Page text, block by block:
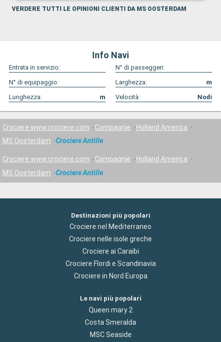
VERDERE TUTTI LE OPINIONI CLIENTI DA MS OOSTERDAM
Info Navi
Entrata in servizio:
N° di passeggeri:
N° di equipaggio:
Larghezza:
m
Lunghezza:
m Velocità: Nodi
Crociere www.crociere.com Compagnie
Holland America
MS Oosterdam
Crociere Antille
Crociere www.crociere.com Compagnie
Holland America
MS Oosterdam
Crociere Antille
Destinazioni più popolari
Crociere nel Mediterraneo
Crociere nelle isole greche
Crociere ai Caraibi
Crociere Flordi e Scandinavia
Crociere in Nord Europa
Le navi più popolari
Queen mary 2
Costa Smeralda
MSC Seaside